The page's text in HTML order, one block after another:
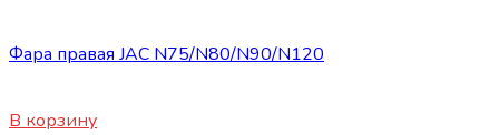
Фара правая JAC N75/N80/N90/N120
В корзину